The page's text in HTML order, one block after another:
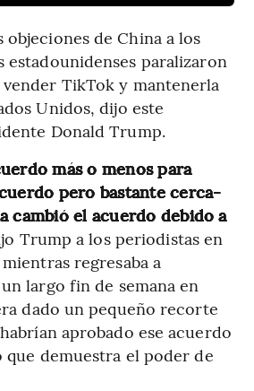
de China a los
estadounidenses paralizaron
TikTok y mantenerla
Unidos, dijo este
Donald Trump.
más o menos para
pero bastante cerca-
cambió el acuerdo debido a
Trump a los periodistas en
regresaba a
largo fin de semana en
dado un pequeño recorte
aprobado ese acuerdo
que demuestra el poder de